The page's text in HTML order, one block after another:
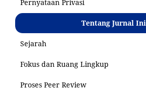
Pernyataan Privasi
Tentang Jurnal Ini
Sejarah
Fokus dan Ruang Lingkup
Proses Peer Review